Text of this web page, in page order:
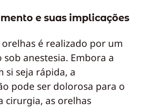
e suas implicações
é realizado por um
anestesia. Embora a
si seja rápida, a
pode ser dolorosa para o
cirurgia, as orelhas